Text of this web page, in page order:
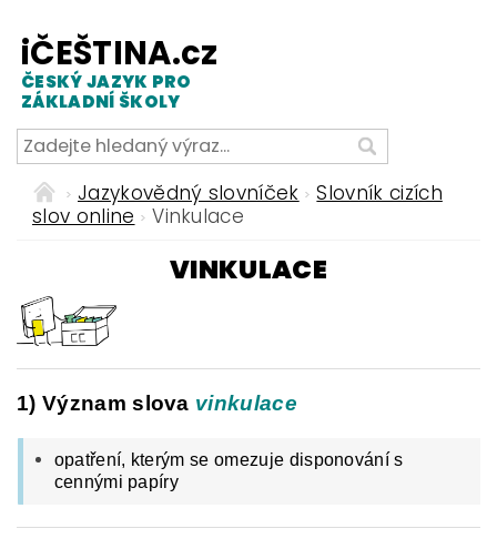
iČEŠTINA.cz
ČESKÝ JAZYK PRO
ZÁKLADNÍ ŠKOLY
Jazykovědný slovníček
Slovník cizích
slov online
Vinkulace
VINKULACE
1) Význam slova vinkulace
opatření, kterým se omezuje disponování s
cennými papíry